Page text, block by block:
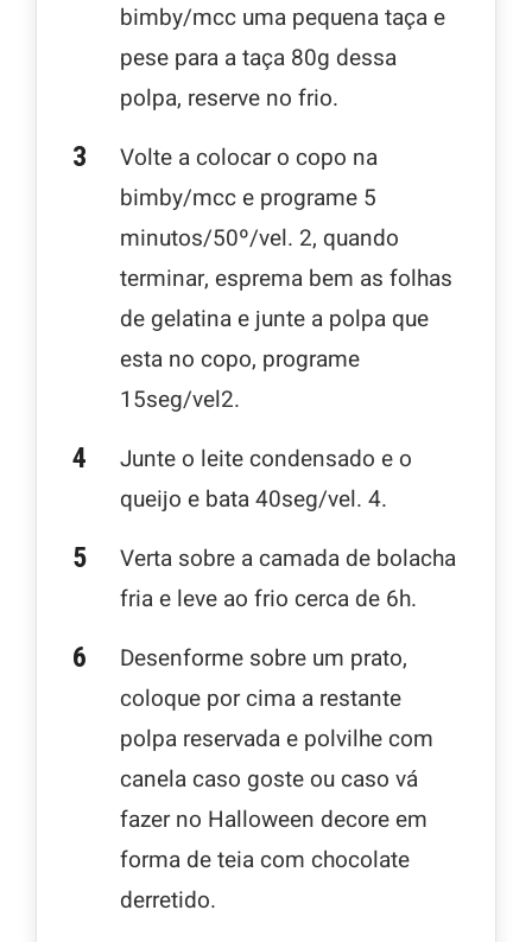
bimby/mcc uma pequena taça e
pese para a taça 80g dessa
polpa, reserve no frio.
Volte a colocar o copo na
bimby/mcc e programe 5
minutos/50º/vel. 2, quando
terminar, esprema bem as folhas
de gelatina e junte a polpa que
esta no copo, programe
15seg/vel2.
Junte o leite condensado e o
queijo e bata 40seg/vel. 4.
Verta sobre a camada de bolacha
fria e leve ao frio cerca de 6h.
Desenforme sobre um prato,
coloque por cima a restante
polpa reservada e polvilhe com
canela caso goste ou caso vá
fazer no Halloween decore em
forma de teia com chocolate
derretido.